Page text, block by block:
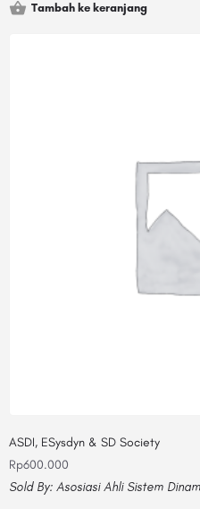
Tambah ke keranjang
ASDI, ESysdyn & SD Society
Rp600.000
Sold By: Asosiasi Ahli Sistem